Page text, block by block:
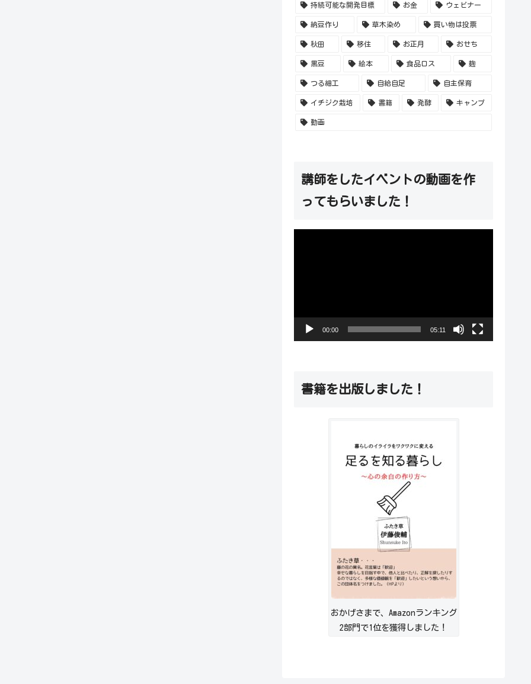
持続可能な開発目標 お金 ウェビナー
納豆作り 草木染め 買い物は投票
秋田 移住 お正月 おせち
黒豆 絵本 食品ロス 麹
つる細工 自給自足 自主保育
イチジク栽培 書籍 発酵 キャンプ
動画
講師をしたイベントの動画を作
ってもらいました！
00:00 05:11
書籍を出版しました！
おかげさまで、Amazonランキング
2部門で1位を獲得しました！